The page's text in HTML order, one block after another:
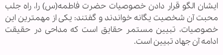
ایشان الگو قرار دادن خصوصیات حضرت فاطمه(س) را، راه جلب
محبت آن شخصیت یگانه خواندند و گفتند: یکی از مهمترین این
خصوصیات، تبیین مستمر حقایق است که مداحی در حقیقت
ادامه آن جهاد تبیین است.